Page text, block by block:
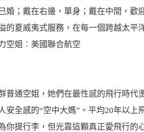
婚；戴在右邊，單身；戴在中間，歡
的夏威夷式服務，在每一個跨越太平
空姐︰美國聯合航空
普通空姐，她們在最性感的飛行時代
安全感的“空中大媽”。平均20年以
你提行李，但光靠這顆真正愛飛行的